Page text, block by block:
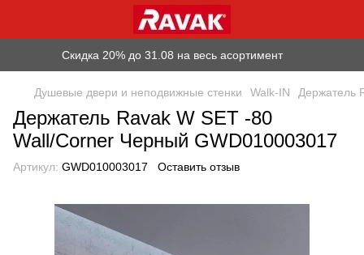
Скидка 20% до 31.08 на весь асортимент
Душевые двери и неподвижные стенки Walk-IN Держатель
Держатель Ravak W SET -80
Wall/Corner Черный GWD010003017
Артикул: GWD010003017 Оставить отзыв